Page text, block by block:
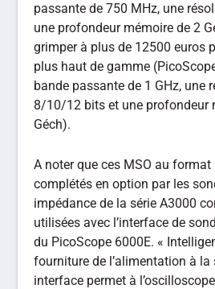
passante de 750 MHz, une
une profondeur mémoire de 2
grimper à plus de 12500 euros
plus haut de gamme
bande passante de 1 GHz, une
8/10/12 bits et une profondeur
Géch).
A noter que ces MSO au format
complétés en option par les
impédance de la série A3000
utilisées avec l’interface de
du PicoScope 6000E. «
fourniture de l’alimentation à la
interface permet à